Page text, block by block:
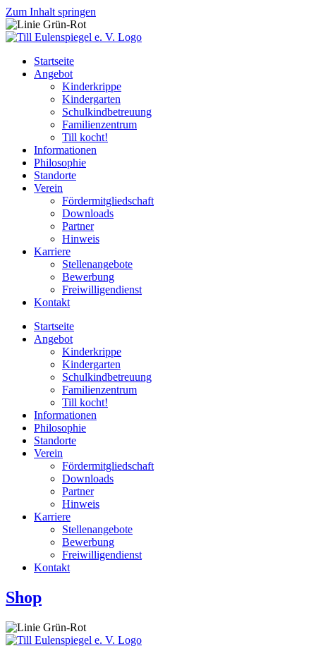
Zum Inhalt springen
Startseite
Angebot
Kinderkrippe
Kindergarten
Schulkindbetreuung
Familienzentrum
Till kocht!
Informationen
Philosophie
Standorte
Verein
Fördermitgliedschaft
Downloads
Partner
Hinweis
Karriere
Stellenangebote
Bewerbung
Freiwilligendienst
Kontakt
Startseite
Angebot
Kinderkrippe
Kindergarten
Schulkindbetreuung
Familienzentrum
Till kocht!
Informationen
Philosophie
Standorte
Verein
Fördermitgliedschaft
Downloads
Partner
Hinweis
Karriere
Stellenangebote
Bewerbung
Freiwilligendienst
Kontakt
Shop